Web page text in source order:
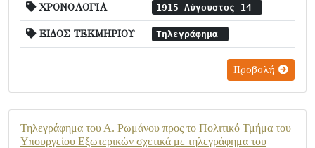
ΧΡΟΝΟΛΟΓΙΑ 1915 Αύγουστος 14
ΕΙΔΟΣ ΤΕΚΜΗΡΙΟΥ Τηλεγράφημα
Προβολή
Τηλεγράφημα του Α. Ρωμάνου προς το Πολιτικό Τμήμα του
Υπουργείου Εξωτερικών σχετικά με τηλεγράφημα του